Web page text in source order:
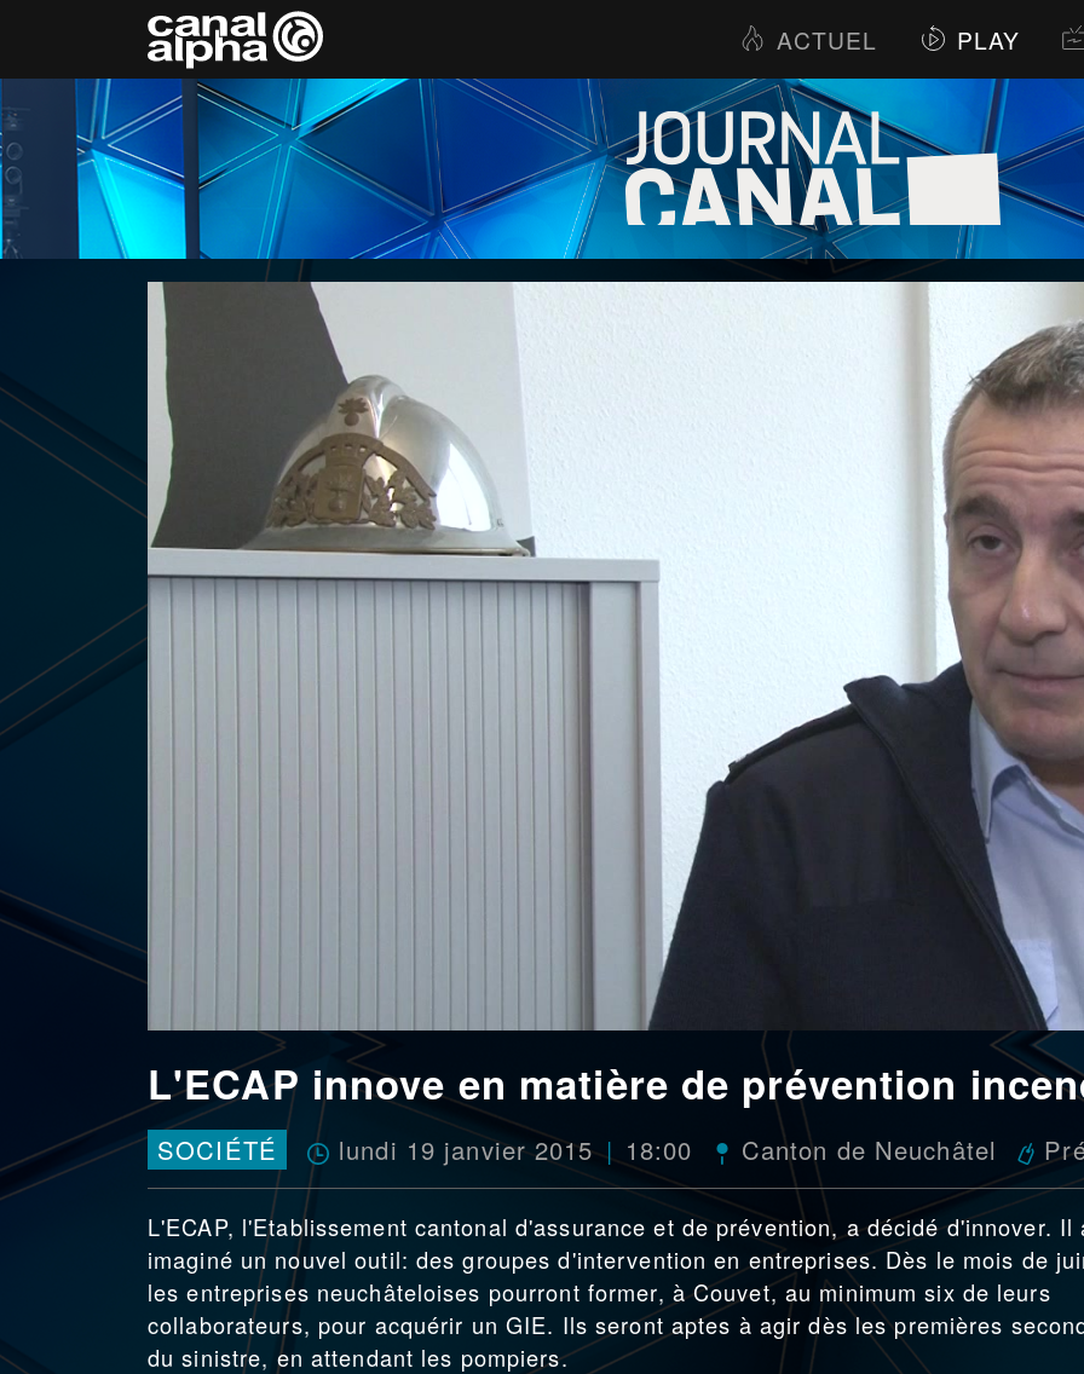
ACTUEL PLAY
L'ECAP innove en matière de prévention
SOCIÉTÉ lundi 19 janvier 2015 18:00 Canton de Neuchâtel
L'ECAP, l'Etablissement cantonal d'assurance et de prévention, a décidé d'innover. Il
imaginé un nouvel outil: des groupes d'intervention en entreprises. Dès le mois de
les entreprises neuchâteloises pourront former, à Couvet, au minimum six de leurs
collaborateurs, pour acquérir un GIE. Ils seront aptes à agir dès les premières
du sinistre, en attendant les pompiers.